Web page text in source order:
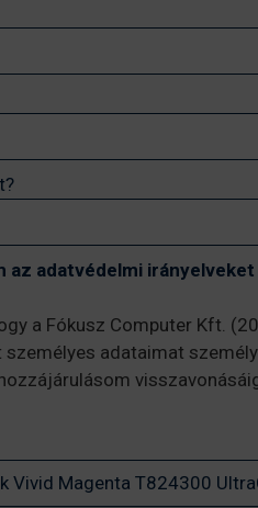
az adatvédelmi irányelveket
a Fókusz Computer Kft.
adataimat